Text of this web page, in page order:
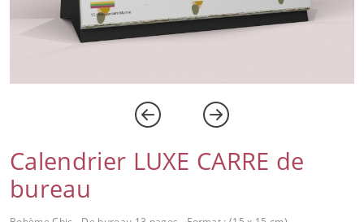
Calendrier LUXE CARRE de
bureau